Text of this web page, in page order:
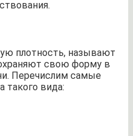
плотность, называют
свою форму в
Перечислим самые
такого вида: